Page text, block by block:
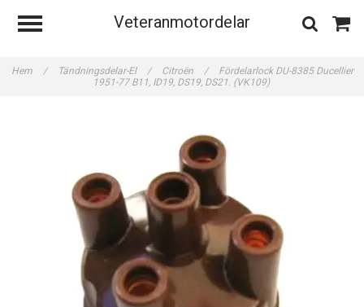
Veteranmotordelar
Hem / Tändningsdelar-El / Citroën /
Fördelarlock DU-8385 Ducellier
1951-77 B11, ID19, DS19, DS21. (VK109)